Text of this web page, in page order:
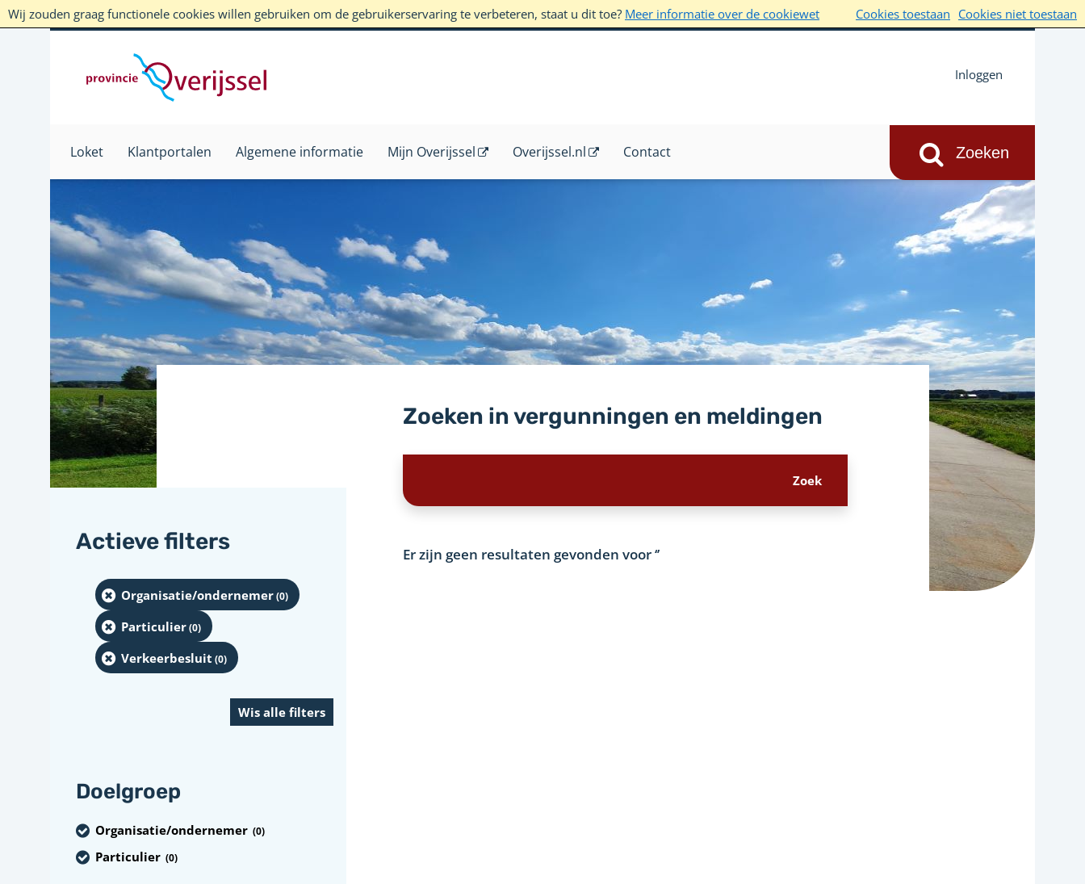
Wij zouden graag functionele cookies willen gebruiken om de gebruikerservaring te verbeteren, staat u dit toe? Meer informatie over de cookiewet Cookies toestaan Cookies niet toestaan
Inloggen
Loket Klantportalen Algemene informatie Mijn Overijssel Overijssel.nl Contact
Zoeken in vergunningen en meldingen
Er zijn geen resultaten gevonden voor‘’
Actieve filters
Organisatie/ondernemer(0)
Particulier(0)
Verkeerbesluit (0)
Doelgroep
Organisatie/ondernemer (0)
Particulier (0)